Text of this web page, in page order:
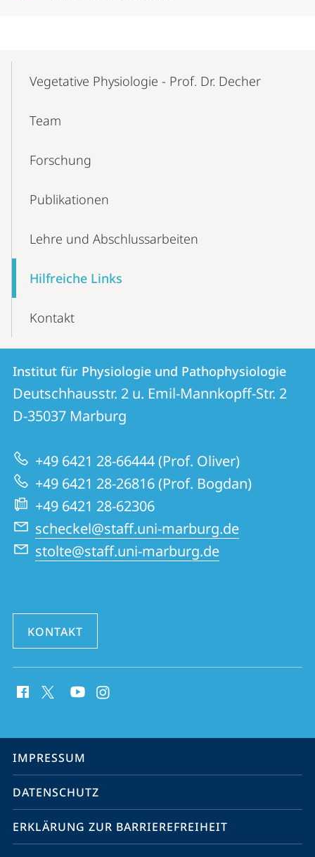
NavigationVegetative Physiologie - Prof. Dr. Decher
Team
Forschung
Publikationen
Lehre und Abschlussarbeiten
Hilfreiche Links
Kontakt
Kontakt
und
Informationen
zur
Website
Kontaktinformationen
Institut
für
Physiologie
und
Pathophysiologie
Institut für Physiologie und Pathophysiologie
Deutschhausstr. 2 u. Emil-Mannkopff-Str. 2
D-35037 Marburg
+49 6421 28-66444 (Prof. Oliver)
+49 6421 28-26816 (Prof. Bogdan)
+49 6421 28-62306
scheckel@staff.uni-marburg.de
stolte@staff.uni-marburg.de
KONTAKT
Media
Service-
Navigation
IMPRESSUM
DATENSCHUTZ
ERKLÄRUNG ZUR BARRIEREFREIHEIT